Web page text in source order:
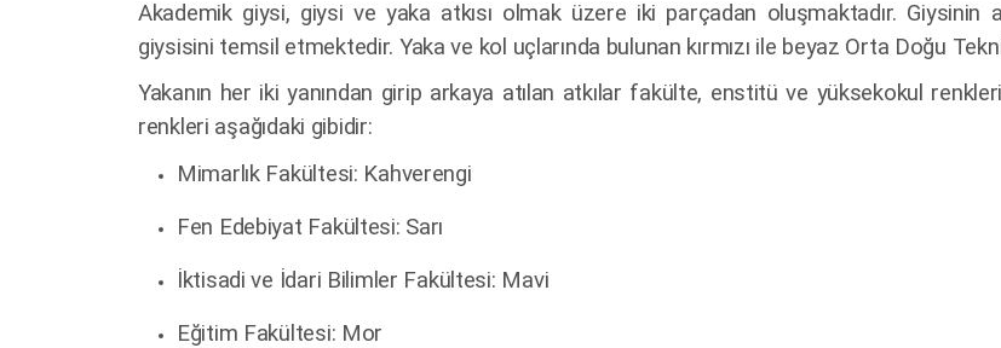
Akademik giysi, giysi ve yaka atkısı olmak üzere iki parçadan oluşmaktadır.
giysisini temsil etmektedir. Yaka ve kol uçlarında bulunan kırmızı ile beyaz Orta Doğu
Yakanın her iki yanından girip arkaya atılan atkılar fakülte, enstitü ve yüksekokul
renkleri aşağıdaki gibidir:
Mimarlık Fakültesi: Kahverengi
Fen Edebiyat Fakültesi: Sarı
İktisadi ve İdari Bilimler Fakültesi: Mavi
Eğitim Fakültesi: Mor